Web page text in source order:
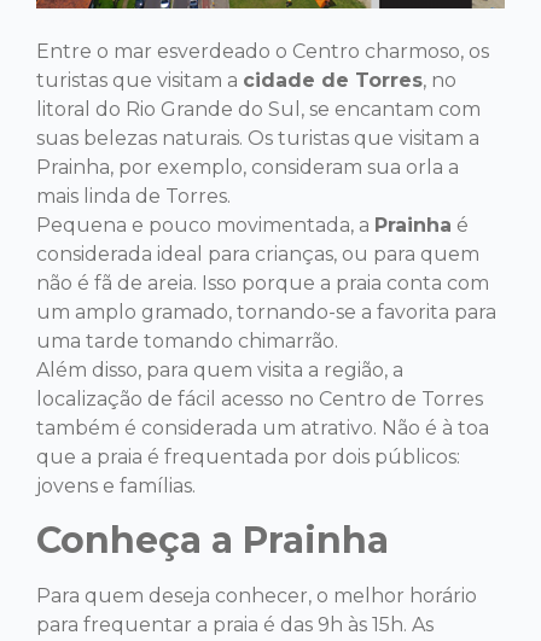
Entre o mar esverdeado o Centro charmoso, os
turistas que visitam a cidade de Torres, no
litoral do Rio Grande do Sul, se encantam com
suas belezas naturais. Os turistas que visitam a
Prainha, por exemplo, consideram sua orla a
mais linda de Torres.
Pequena e pouco movimentada, a Prainha é
considerada ideal para crianças, ou para quem
não é fã de areia. Isso porque a praia conta com
um amplo gramado, tornando-se a favorita para
uma tarde tomando chimarrão.
Além disso, para quem visita a região, a
localização de fácil acesso no Centro de Torres
também é considerada um atrativo. Não é à toa
que a praia é frequentada por dois públicos:
jovens e famílias.
Conheça a Prainha
Para quem deseja conhecer, o melhor horário
para frequentar a praia é das 9h às 15h. As